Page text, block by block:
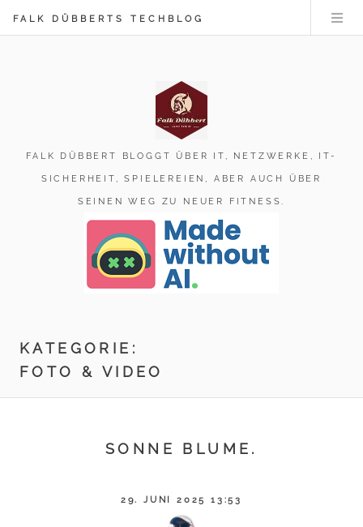
FALK DÜBBERTS TECHBLOG
FALK DÜBBERT BLOGGT ÜBER IT, NETZWERKE, IT-
SICHERHEIT, SPIELEREIEN, ABER AUCH ÜBER
SEINEN WEG ZU NEUER FITNESS.
KATEGORIE:
FOTO & VIDEO
SONNE BLUME.
29. JUNI 2025 13:53